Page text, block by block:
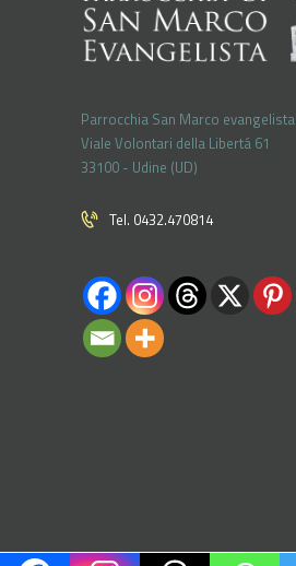
Parrocchia San Marco evangelista
Viale Volontari della Libertá 61
33100 - Udine (UD)
Tel. 0432.470814